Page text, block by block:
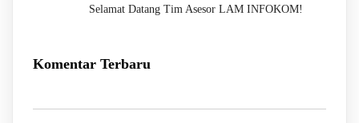
Selamat Datang Tim Asesor LAM INFOKOM!
Komentar Terbaru